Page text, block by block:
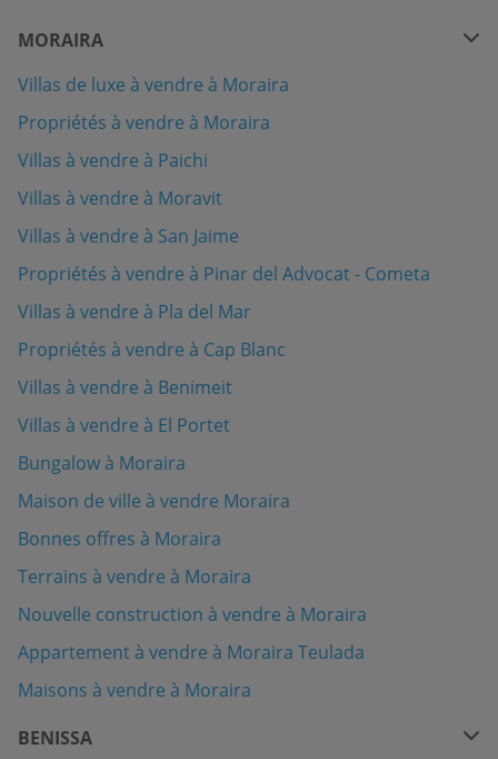
MORAIRA
Villas de luxe à vendre à Moraira
Propriétés à vendre à Moraira
Villas à vendre à Paichi
Villas à vendre à Moravit
Villas à vendre à San Jaime
Propriétés à vendre à Pinar del Advocat - Cometa
Villas à vendre à Pla del Mar
Propriétés à vendre à Cap Blanc
Villas à vendre à Benimeit
Villas à vendre à El Portet
Bungalow à Moraira
Maison de ville à vendre Moraira
Bonnes offres à Moraira
Terrains à vendre à Moraira
Nouvelle construction à vendre à Moraira
Appartement à vendre à Moraira Teulada
Maisons à vendre à Moraira
BENISSA